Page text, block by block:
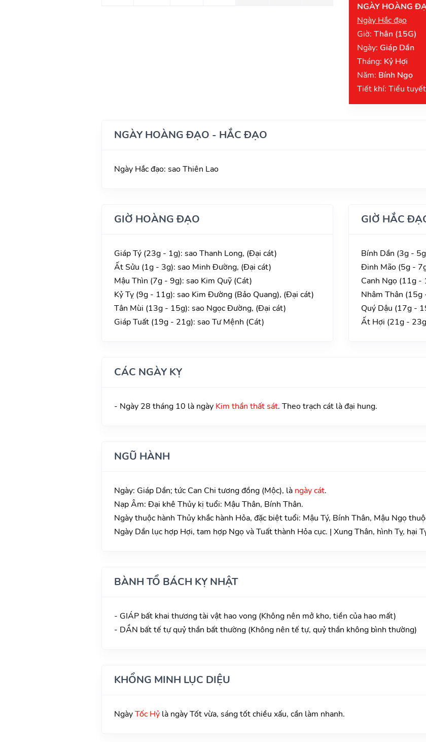
NGÀY HOÀNG
Ngày Hắc đạo
Giờ: Thân (15G)
Ngày: Giáp Dần
Tháng: Kỷ Hợi
Năm: Bính Ngọ
Tiết khí: Tiểu tuyết
NGÀY HOÀNG ĐẠO - HẮC ĐẠO
Ngày Hắc đạo: sao Thiên Lao
GIỜ HOÀNG ĐẠO
Giáp Tý (23g - 1g): sao Thanh Long, (Đại cát)
Ất Sửu (1g - 3g): sao Minh Đường, (Đại cát)
Mậu Thìn (7g - 9g): sao Kim Quỹ (Cát)
Kỷ Tỵ (9g - 11g): sao Kim Đường (Bảo Quang), (Đại cát)
Tân Mùi (13g - 15g): sao Ngọc Đường, (Đại cát)
Giáp Tuất (19g - 21g): sao Tư Mệnh (Cát)
GIỜ HẮC
Bính Dần (3g -
Đinh Mão (5g -
Canh Ngọ (11g -
Nhâm Thân (15g
Quý Dậu (17g -
Ất Hợi (21g -
CÁC NGÀY KỴ
- Ngày 28 tháng 10 là ngày Kim thần thất sát. Theo trạch cát là đại hung.
NGŨ HÀNH
Ngày: Giáp Dần; tức Can Chi tương đồng (Mộc), là ngày cát.
Nạp Âm: Đại khê Thủy kị tuổi: Mậu Thân, Bính Thân.
Ngày thuộc hành Thủy khắc hành Hỏa, đặc biệt tuổi: Mậu Tý, Bính Thân, Mậu Ngọ
Ngày Dần lục hợp Hợi, tam hợp Ngọ và Tuất thành Hỏa cục. | Xung Thân, hình Tỵ, hại
BÀNH TỔ BÁCH KỴ NHẬT
- GIÁP bất khai thương tài vật hao vong (Không nên mở kho, tiền của hao mất)
- DẦN bất tế tự quỷ thần bất thường (Không nên tế tự, quỷ thần không bình thường)
KHỔNG MINH LỤC DIỆU
NgàyTốc Hỷlà ngày Tốt vừa, sáng tốt chiều xấu, cần làm nhanh.